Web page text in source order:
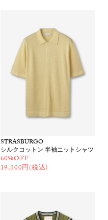
STRASBURGO
シルクコットン 半袖ニットシャツ
60%OFF
19,800円(税込)